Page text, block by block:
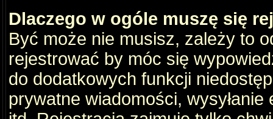
Dlaczego w ogóle muszę się
Być może nie musisz, zależy to
rejestrować by móc się
do dodatkowych funkcji
prywatne wiadomości,